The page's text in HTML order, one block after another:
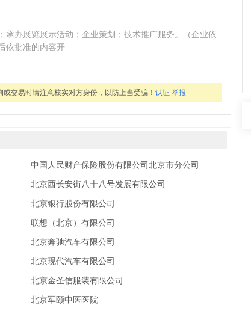
承办展览展示活动；企业策划；技术推广服务。（企业依
依批准的内容开
交易时请注意核实对方身份，以防上当受骗！ 认证 举报
中国人民财产保险股份有限公司北京市分公司
北京西长安街八十八号发展有限公司
北京银行股份有限公司
联想（北京）有限公司
北京奔驰汽车有限公司
北京现代汽车有限公司
北京金圣信服装有限公司
北京军颐中医医院